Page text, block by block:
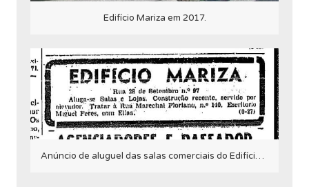
Edifício Mariza em 2017.
Anúncio de aluguel das salas comerciais do Edifício Mariza em 1950.